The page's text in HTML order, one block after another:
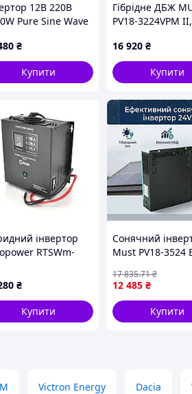
12В 220В
Pure Sine Wave
₴
Купити
Гiбрiдне ДБЖ
PV18-3224VPM II,
60A, 160-275V,
(60А, 30-160 Vdc)
16 920 ₴
Купити
інвертор
RTSWm-
струм заряду 10A,
MPPT
30-90Vdc)
₴
Купити
Сонячний
Must PV18-3524
потужності 1.0 та
струмом 150 А
роботи з
панелями
12 485 ₴
17 835.71₴
Купити
Victron Energy Dacia